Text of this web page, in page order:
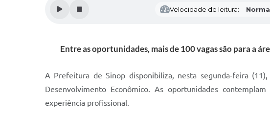
Velocidade de leitura:
Entre as oportunidades, mais de 100 vagas são para a
A Prefeitura de Sinop disponibiliza, nesta segunda-feira
Desenvolvimento Econômico. As oportunidades
experiência profissional.